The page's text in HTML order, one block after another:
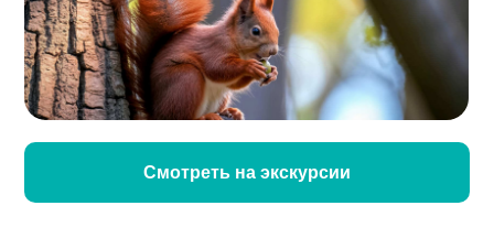
Смотреть на экскурсии